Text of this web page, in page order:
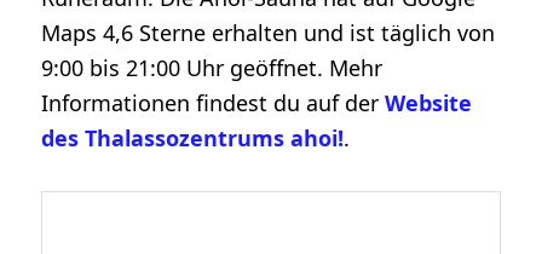
Maps 4,6 Sterne erhalten und ist täglich von
9:00 bis 21:00 Uhr geöffnet. Mehr
Informationen findest du auf derWebsite
des Thalassozentrums ahoi!.